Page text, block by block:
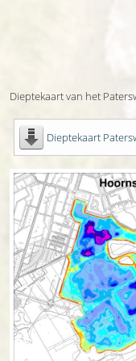
Dieptekaart van het
Dieptekaart